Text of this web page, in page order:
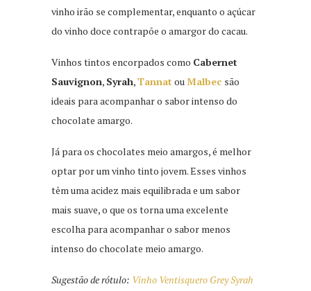
vinho irão se complementar, enquanto o açúcar
do vinho doce contrapõe o amargor do cacau.
Vinhos tintos encorpados como Cabernet
Sauvignon, Syrah,Tannat ouMalbec são
ideais para acompanhar o sabor intenso do
chocolate amargo.
Já para os chocolates meio amargos, é melhor
optar por um vinho tinto jovem. Esses vinhos
têm uma acidez mais equilibrada e um sabor
mais suave, o que os torna uma excelente
escolha para acompanhar o sabor menos
intenso do chocolate meio amargo.
Sugestão de rótulo: Vinho Ventisquero Grey Syrah